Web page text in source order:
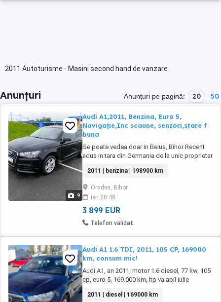
2011 Autoturisme - Masini second hand de vanzare
Anunțuri Anunțuri pe pagină: 20 50
9
Audi A1,2011, Benzina, Euro 5,
Navigație,Inc scaune, senzori,stare f
buna
Se poate vedea doar in Beiuș, Bihor Recent
adus in tara din Germania de la unic proprietar
roșii Stare f buna, tehnic, estetic Motor
Benzina,5+1 viteze, cutie manuală, consum
5% 1.2,86 cai,motor in 4 pistoane ,cu
distributie lanț, 2011 an plin,Euro 5 Am ...
2011 | benzina | 198900 km
Oradea, Bihor
ieri 20:48
3 899 EUR
Telefon validat
Audi A1 1.6 TDI, 2011, 105 CP, 169000
km, consum mic!
Audi A1, an 2011, motor 1.6 diesel, 77 kw, 105
cp, euro 5, 169.000 km, itp valabil iulie
noiembrie 2025. motorul arata si funcționează
2011 | diesel | 169000 km